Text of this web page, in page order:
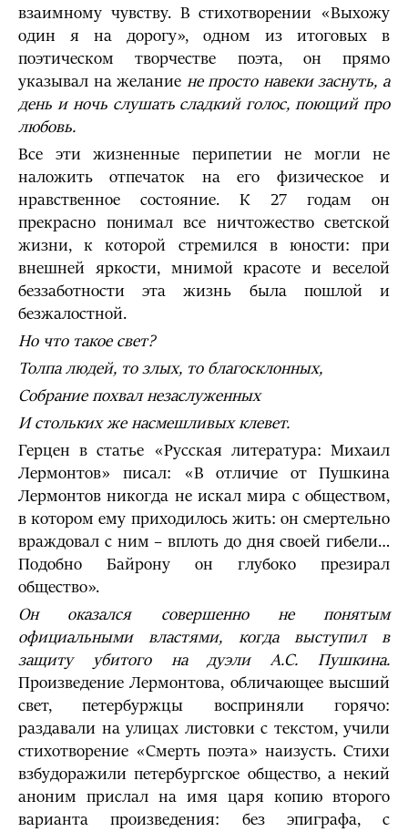
взаимному чувству. В стихотворении «Выхожу
один я на дорогу», одном из итоговых в
поэтическом творчестве поэта, он прямо
указывал на желание не просто навеки заснуть, а
день и ночь слушать сладкий голос, поющий про
любовь.
Все эти жизненные перипетии не могли не
наложить отпечаток на его физическое и
нравственное состояние. К 27 годам он
прекрасно понимал все ничтожество светской
жизни, к которой стремился в юности: при
внешней яркости, мнимой красоте и веселой
беззаботности эта жизнь была пошлой и
безжалостной.
Но что такое свет?
Толпа людей, то злых, то благосклонных,
Собрание похвал незаслуженных
И стольких же насмешливых клевет.
Герцен в статье «Русская литература: Михаил
Лермонтов» писал: «В отличие от Пушкина
Лермонтов никогда не искал мира с обществом,
в котором ему приходилось жить: он смертельно
враждовал с ним – вплоть до дня своей гибели…
Подобно Байрону он глубоко презирал
общество».
Он оказался совершенно не понятым
официальными властями, когда выступил в
защиту убитого на дуэли А.С. Пушкина.
Произведение Лермонтова, обличающее высший
свет, петербуржцы восприняли горячо:
раздавали на улицах листовки с текстом, учили
стихотворение «Смерть поэта» наизусть. Стихи
взбудоражили петербургское общество, а некий
аноним прислал на имя царя копию второго
варианта произведения: без эпиграфа, с